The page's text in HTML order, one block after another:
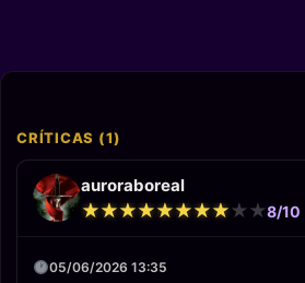
CRÍTICAS (1)
auroraboreal
★
★★
★★
★★
★★
★★
★★
★★
★★
★★
★8/10
05/06/2026 13:35